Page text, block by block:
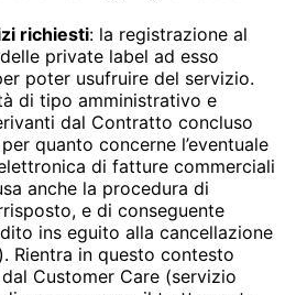
richiesti: la registrazione al
private label ad esso
poter usufruire del servizio.
di tipo amministrativo e
dal Contratto concluso
quanto concerne l’eventuale
di fatture commerciali
anche la procedura di
e di conseguente
ins eguito alla cancellazione
Rientra in questo contesto
Customer Care (servizio